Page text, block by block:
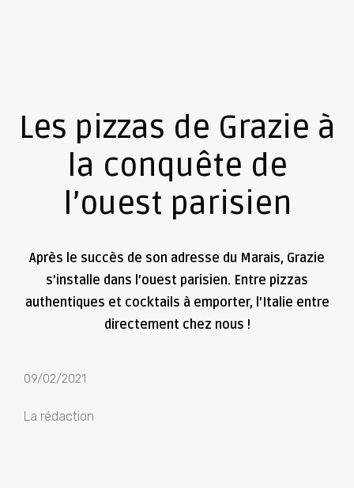
Les pizzas de Grazie à
la conquête de
l’ouest parisien
Après le succès de son adresse du Marais, Grazie
s’installe dans l’ouest parisien. Entre pizzas
authentiques et cocktails à emporter, l’Italie entre
directement chez nous !
09/02/2021
La rédaction